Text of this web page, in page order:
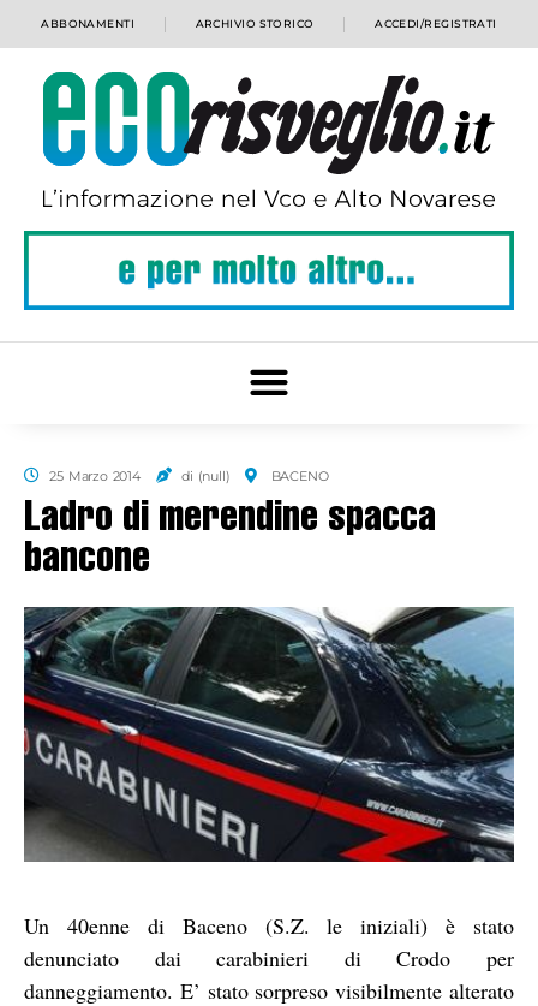
ABBONAMENTI ARCHIVIO STORICO ACCEDI/REGISTRATI
25 Marzo 2014 di (null) BACENO
Ladro di merendine spacca
bancone
Un 40enne di Baceno (S.Z. le iniziali) è stato
denunciato dai carabinieri di Crodo per
danneggiamento. E’ stato sorpreso visibilmente alterato